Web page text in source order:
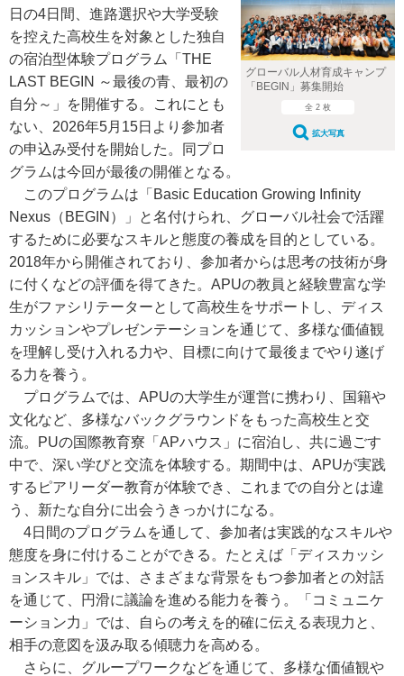
グローバル人材育成キャンプ
「BEGIN」募集開始
全 2 枚
拡大写真
日の4日間、進路選択や大学受験
を控えた高校生を対象とした独自
の宿泊型体験プログラム「THE
LAST BEGIN ～最後の青、最初の
自分～」を開催する。これにとも
ない、2026年5月15日より参加者
の申込み受付を開始した。同プロ
グラムは今回が最後の開催となる。
このプログラムは「Basic Education Growing Infinity
Nexus（BEGIN）」と名付けられ、グローバル社会で活躍
するために必要なスキルと態度の養成を目的としている。
2018年から開催されており、参加者からは思考の技術が身
に付くなどの評価を得てきた。APUの教員と経験豊富な学
生がファシリテーターとして高校生をサポートし、ディス
カッションやプレゼンテーションを通じて、多様な価値観
を理解し受け入れる力や、目標に向けて最後までやり遂げ
る力を養う。
プログラムでは、APUの大学生が運営に携わり、国籍や
文化など、多様なバックグラウンドをもった高校生と交
流。PUの国際教育寮「APハウス」に宿泊し、共に過ごす
中で、深い学びと交流を体験する。期間中は、APUが実践
するピアリーダー教育が体験でき、これまでの自分とは違
う、新たな自分に出会うきっかけになる。
4日間のプログラムを通して、参加者は実践的なスキルや
態度を身に付けることができる。たとえば「ディスカッシ
ョンスキル」では、さまざまな背景をもつ参加者との対話
を通じて、円滑に議論を進める能力を養う。「コミュニケ
ーション力」では、自らの考えを的確に伝える表現力と、
相手の意図を汲み取る傾聴力を高める。
さらに、グループワークなどを通じて、多様な価値観や